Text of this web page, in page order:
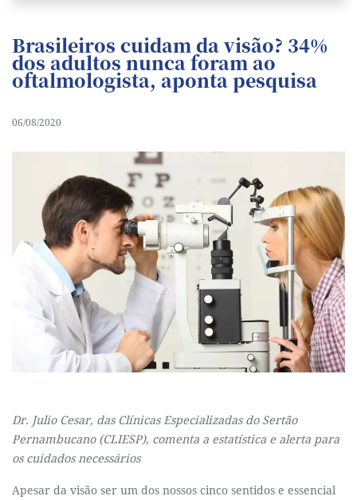
Brasileiros cuidam da visão? 34%
dos adultos nunca foram ao
oftalmologista, aponta pesquisa
06/08/2020
Dr. Julio Cesar, das Clínicas Especializadas do Sertão
Pernambucano (CLIESP), comenta a estatística e alerta para
os cuidados necessários
Apesar da visão ser um dos nossos cinco sentidos e essencial